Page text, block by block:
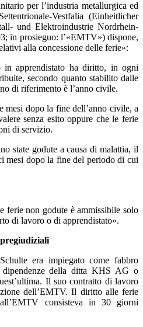
per l’industria metallurgica ed
(Einheitlicher
und Elektroindustrie Nordrhein-
in prosieguo: l’«EMTV») dispone,
alla concessione delle ferie»:
in apprendistato ha diritto, in ogni
secondo quanto stabilito dalle
di riferimento è l’anno civile.
mesi dopo la fine dell’anno civile, a
senza esito oppure che le ferie
di servizio.
state godute a causa di malattia, il
mesi dopo la fine del periodo di cui
ferie non godute è ammissibile solo
di lavoro o di apprendistato».
era impiegato come fabbro
dipendenze della ditta KHS AG o
Il suo contratto di lavoro
dell’EMTV. Il diritto alle ferie
consisteva in 30 giorni